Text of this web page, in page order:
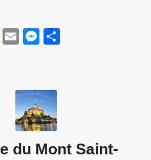
Twitter
EmailMessenger
du Mont Saint-